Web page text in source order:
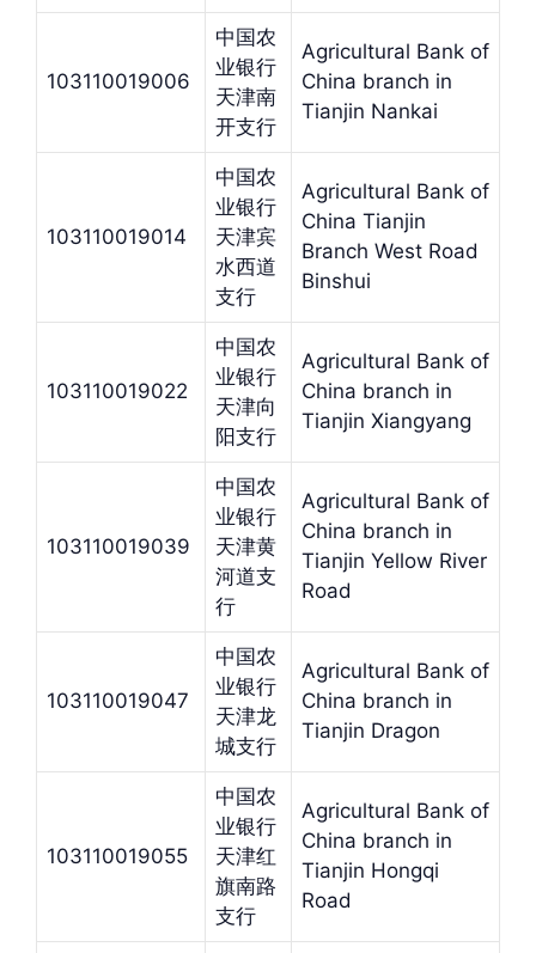
103110019006
中国农
业银行
天津南
开支行
Agricultural Bank of
China branch in
Tianjin Nankai
103110019014
中国农
业银行
天津宾
水西道
支行
Agricultural Bank of
China Tianjin
Branch West Road
Binshui
103110019022
中国农
业银行
天津向
阳支行
Agricultural Bank of
China branch in
Tianjin Xiangyang
103110019039
中国农
业银行
天津黄
河道支
行
Agricultural Bank of
China branch in
Tianjin Yellow River
Road
103110019047
中国农
业银行
天津龙
城支行
Agricultural Bank of
China branch in
Tianjin Dragon
103110019055
中国农
业银行
天津红
旗南路
支行
Agricultural Bank of
China branch in
Tianjin Hongqi
Road